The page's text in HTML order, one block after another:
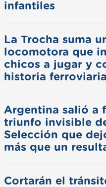
infantiles
La Trocha suma
locomotora que
chicos a jugar y
historia ferroviaria
Argentina salió a
triunfo invisible
Selección que
más que un
Cortarán el